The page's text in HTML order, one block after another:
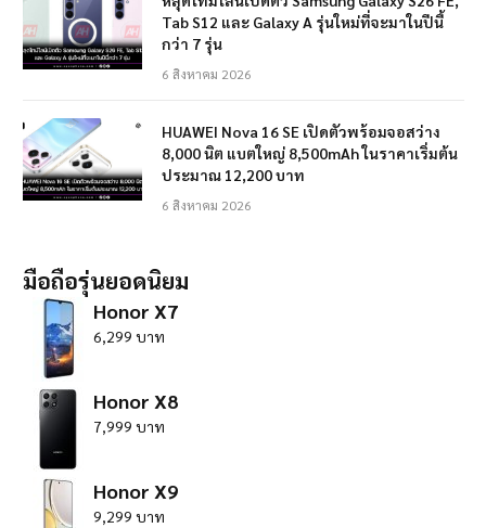
Tab S12 และ Galaxy A รุ่นใหม่ที่จะมาในปีนี้
กว่า 7 รุ่น
6 สิงหาคม 2026
HUAWEI Nova 16 SE เปิดตัวพร้อมจอสว่าง
8,000 นิต แบตใหญ่ 8,500mAh ในราคาเริ่มต้น
ประมาณ 12,200 บาท
6 สิงหาคม 2026
มือถือรุ่นยอดนิยม
Honor X7
6,299 บาท
Honor X8
7,999 บาท
Honor X9
9,299 บาท